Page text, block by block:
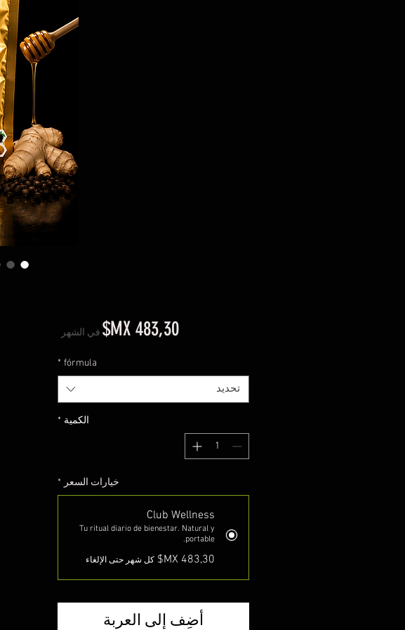
‏483,30 MX$ السعر
في الشهر
fórmula
*
تحديد
الكمية *
خيارات السعر *
Club Wellness
Tu ritual diario de bienestar. Natural y
portable.
كل شهر حتى الإلغاء
أضِف إلى العربة